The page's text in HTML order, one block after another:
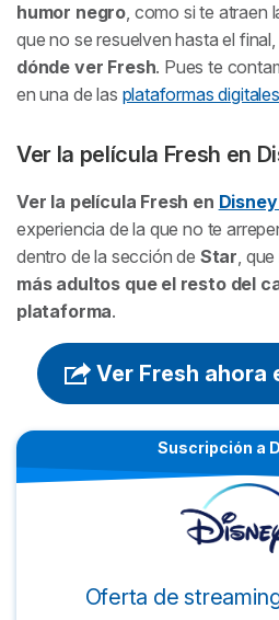
humor negro, como si te atraen
que no se resuelven hasta el
dónde ver Fresh. Pues te
en una de las plataformas digitales
Ver la película Fresh en
Ver la película Fresh en
experiencia de la que no te
dentro de la sección de Star ,
más adultos que el resto del
plataforma.
Ver Fresh ahora
Suscripción a
Oferta de